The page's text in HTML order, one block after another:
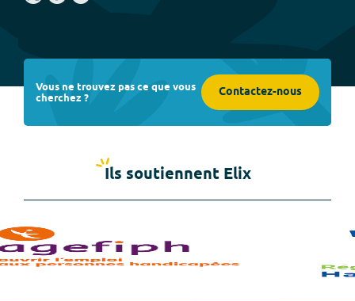
Vous ne trouvez pas ce que vous
cherchez ? Contactez-nous
Ils soutiennent Elix